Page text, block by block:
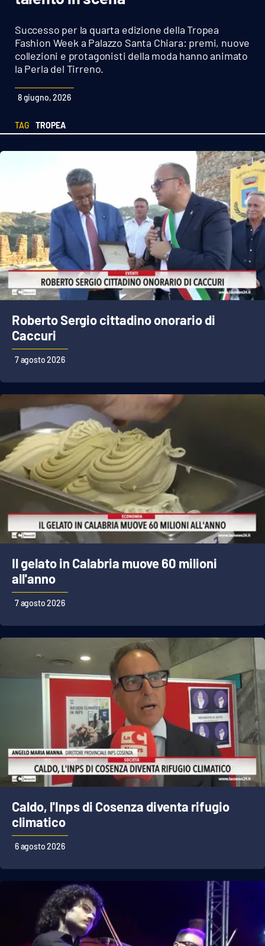
Sport
Cultura
Podcast
Meteo
Ambiente
Cronaca
Cultura
Economia e Lavoro
Politica
Sanità
Società
Sport
RUBRICHE
Good Morning Vietnam
Parchi Marini Calabria
Leggendo Alvaro insieme
Imprese Di Calabria
Venti di comunicazione
STREAMING
LaC TV
LaC Network
EDIZIONI
LOCALI
Catanzaro
Crotone
Vibo Valentia
Successo per la quarta edizione della Tropea
Fashion Week a Palazzo Santa Chiara: premi, nuove
collezioni e protagonisti della moda hanno animato
la Perla del Tirreno.
8 giugno, 2026
TAG TROPEA
Roberto Sergio cittadino onorario di
Caccuri
7 agosto 2026
Il gelato in Calabria muove 60 milioni
all'anno
7 agosto 2026
Caldo, l'Inps di Cosenza diventa rifugio
climatico
6 agosto 2026